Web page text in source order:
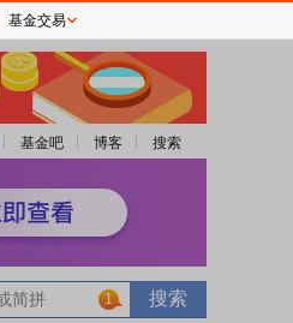
基金吧 博客 搜索
1
基金交易